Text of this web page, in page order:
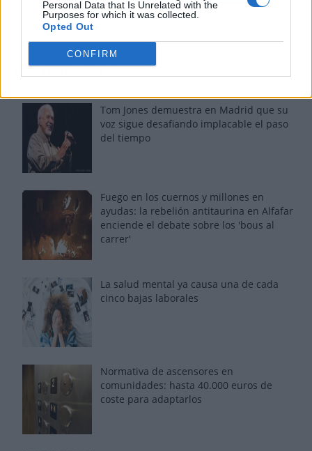
Personal Data that Is Unrelated with the
Purposes for which it was collected.
Opted Out
CONFIRM
Los más vistos
Tom Jones demuestra en Madrid que su
voz sigue desafiando implacable el paso
del tiempo
Fuego en los cuernos y millones en
ayudas: la rebelión antitaurina en Alfafar
enciende el debate sobre los 'bous al
carrer'
La salud mental ya causa una de cada
cinco bajas laborales
Normativa de ascensores en
comunidades: hasta 40.000 euros de
coste para adaptarlos